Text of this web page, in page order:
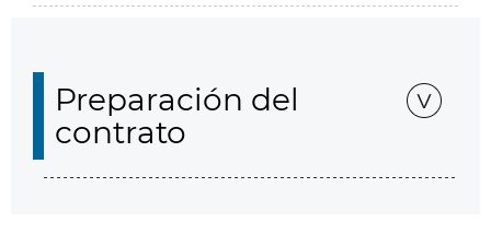
Preparación del
contrato